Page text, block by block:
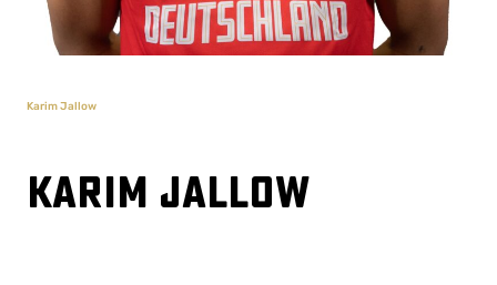
Karim Jallow
Karim Jallow